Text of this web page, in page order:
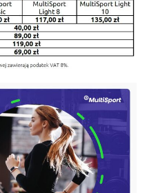
GALERIA
WSPÓŁPRACA Z UZ
KSIĘGA ZNAKU
DO POBRANIA
KONTAKT